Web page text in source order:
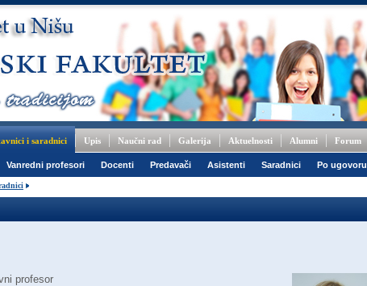
i saradnici Upis Naučni rad Galerija Aktuelnosti Alumni Forum
Vanredni profesori Docenti Predavači Asistenti Saradnici Po ugovoru
profesor